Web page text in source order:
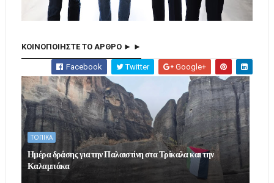
ΚΟΙΝΟΠΟΙΗΣΤΕ ΤΟ ΑΡΘΡΟ ► ►
Facebook Twitter Google+
ΤΟΠΙΚΑ
Ημέρα δράσης για την Παλαιστίνη στα Τρίκαλα και την
Καλαμπάκα